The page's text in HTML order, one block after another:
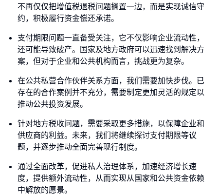
不再仅仅把增值税退税问题搁置一边，而是实现诚信守
约，积极履行资金偿还承诺。
支付期限问题一直备受关注，它不仅影响企业流动性，
还可能导致破产。国家及地方政府可以迅速找到解决方
案，但对于企业和公共机构而言，挑战更为复杂。
在公共私营合作伙伴关系方面，我们需要加快步伐。已
存在的合作案例并不充分，需要制定更加灵活的规定以
推动公共投资发展。
针对地方税收问题，需要采取更多措施，以保障企业和
供应商的利益。未来，我们将继续探讨支付期限等议
题，并逐步推动全面完善现行制度。
通过全面改革，促进私人治理体系，加速经济增长速
度，提供额外流动性，从而实现从国家和公共资金依赖
中解放的愿景。